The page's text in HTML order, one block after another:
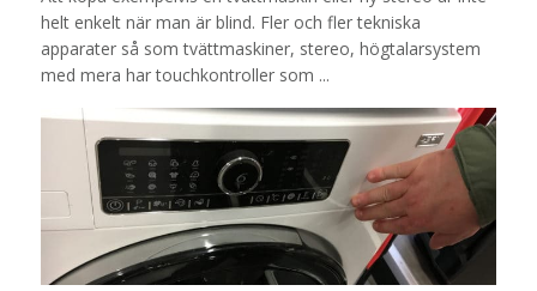
helt enkelt när man är blind. Fler och fler tekniska
apparater så som tvättmaskiner, stereo, högtalarsystem
med mera har touchkontroller som ...